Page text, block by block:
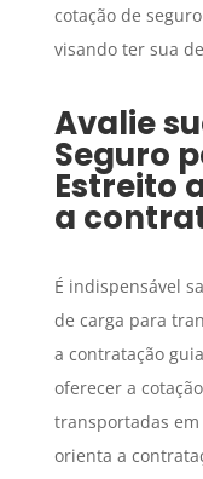
cotação de
visando ter sua
Avalie
Seguro
Estreito
a
É indispensável
de carga para
a contratação
oferecer a
transportadas em
orienta a